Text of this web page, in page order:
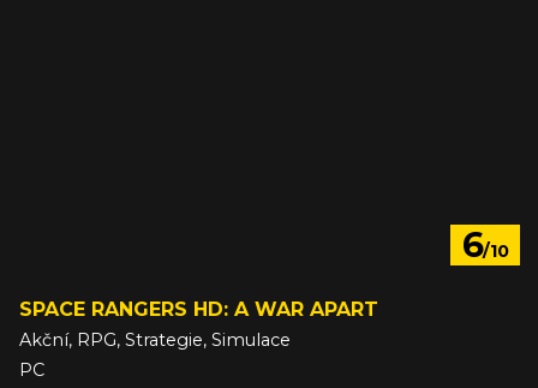
6/10
SPACE RANGERS HD: A WAR APART
Akční, RPG, Strategie, Simulace
PC